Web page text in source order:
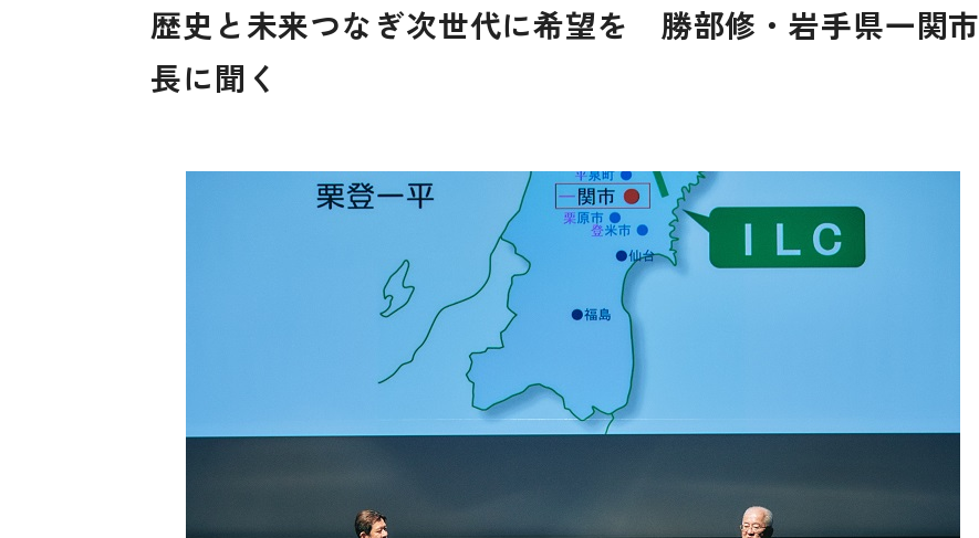
歴史と未来つなぎ次世代に希望を 勝部修・岩手県一関市
長に聞く